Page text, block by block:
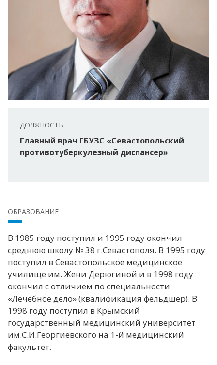
ДОЛЖНОСТЬ
Главный врач ГБУЗС «Севастопольский
противотуберкулезный диспансер»
ОБРАЗОВАНИЕ
В 1985 году поступил и 1995 году окончил
среднюю школу № 38 г.Севастополя. В 1995 году
поступил в Севастопольское медицинское
училище им. Жени Дерюгиной и в 1998 году
окончил с отличием по специальности
«Лечебное дело» (квалификация фельдшер). В
1998 году поступил в Крымский
государственный медицинский университет
им.С.И.Георгиевского на 1-й медицинский
факультет.